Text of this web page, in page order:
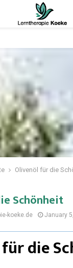
Olivenöl für die
Schönheit
koeke.de January
die